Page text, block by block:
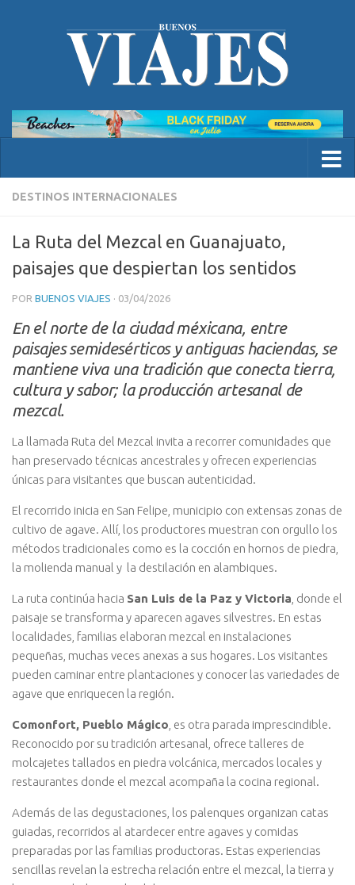
DESTINOS INTERNACIONALES
La Ruta del Mezcal en Guanajuato,
paisajes que despiertan los sentidos
POR BUENOS VIAJES · 03/04/2026
En el norte de la ciudad méxicana, entre
paisajes semidesérticos y antiguas haciendas, se
mantiene viva una tradición que conecta tierra,
cultura y sabor; la producción artesanal de
mezcal.
La llamada Ruta del Mezcal invita a recorrer comunidades que
han preservado técnicas ancestrales y ofrecen experiencias
únicas para visitantes que buscan autenticidad.
El recorrido inicia en San Felipe, municipio con extensas zonas de
cultivo de agave. Allí, los productores muestran con orgullo los
métodos tradicionales como es la cocción en hornos de piedra,
la molienda manual y la destilación en alambiques.
La ruta continúa hacia San Luis de la Paz y Victoria , donde el
paisaje se transforma y aparecen agaves silvestres. En estas
localidades, familias elaboran mezcal en instalaciones
pequeñas, muchas veces anexas a sus hogares. Los visitantes
pueden caminar entre plantaciones y conocer las variedades de
agave que enriquecen la región.
Comonfort, Pueblo Mágico , es otra parada imprescindible.
Reconocido por su tradición artesanal, ofrece talleres de
molcajetes tallados en piedra volcánica, mercados locales y
restaurantes donde el mezcal acompaña la cocina regional.
Además de las degustaciones, los palenques organizan catas
guiadas, recorridos al atardecer entre agaves y comidas
preparadas por las familias productoras. Estas experiencias
sencillas revelan la estrecha relación entre el mezcal, la tierra y